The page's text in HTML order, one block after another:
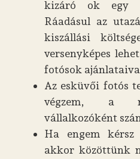
kizáró ok egy
Ráadásul az
kiszállási
versenyképes
fotósok
Az esküvői fotós
végzem, a
vállalkozóként
Ha engem
akkor közöttünk